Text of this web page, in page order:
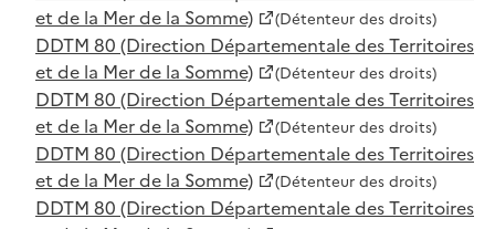
et de la Mer de la Somme)
(Détenteur des droits)
DDTM 80 (Direction Départementale des Territoires
et de la Mer de la Somme)
(Détenteur des droits)
DDTM 80 (Direction Départementale des Territoires
et de la Mer de la Somme)
(Détenteur des droits)
DDTM 80 (Direction Départementale des Territoires
et de la Mer de la Somme)
(Détenteur des droits)
DDTM 80 (Direction Départementale des Territoires